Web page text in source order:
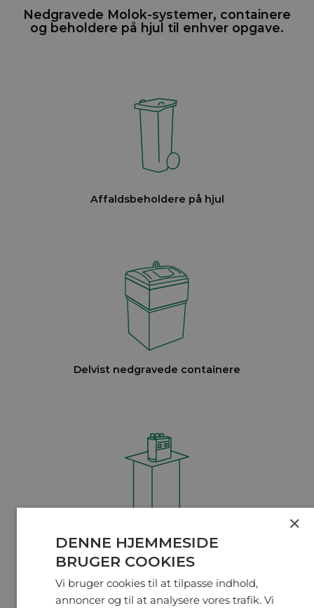
Nedgravede Molok-systemer, containere
og beholdere på hjul til enhver opgave.
Affaldsbeholdere på hjul
Delvist nedgravede containere
Helt nedgravede containere
×
DENNE HJEMMESIDE
BRUGER COOKIES
Vi bruger cookies til at tilpasse indhold,
annoncer og til at analysere vores trafik. Vi